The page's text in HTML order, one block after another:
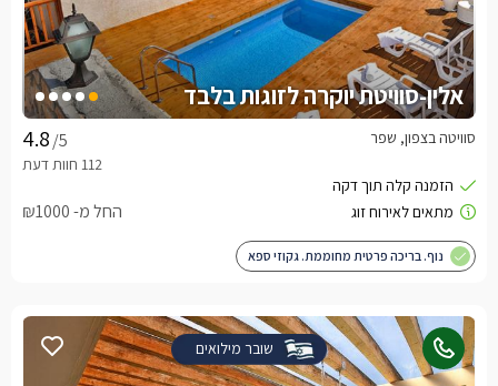
אלין-סוויטת יוקרה לזוגות בלבד
/5 סוויטה בצפון, שפר
החל מ- ₪1000
נוף. בריכה פרטית מחוממת. גקוזי ספא
שובר מילואים